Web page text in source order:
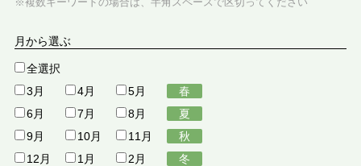
月から選ぶ
全選択
3月
4月 5月
春
6月
7月 8月
夏
9月
10月 11月
秋
12月
1月 2月 冬